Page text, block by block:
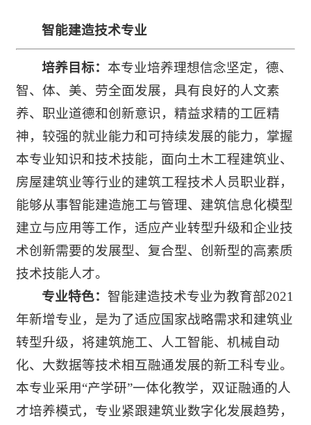
智能建造技术专业
培养目标： 本专业培养理想信念坚定，德、
智、体、美、劳全面发展，具有良好的人文素
养、职业道德和创新意识，精益求精的工匠精
神，较强的就业能力和可持续发展的能力，掌握
本专业知识和技术技能，面向土木工程建筑业、
房屋建筑业等行业的建筑工程技术人员职业群，
能够从事智能建造施工与管理、建筑信息化模型
建立与应用等工作，适应产业转型升级和企业技
术创新需要的发展型、复合型、创新型的高素质
技术技能人才。
专业特色： 智能建造技术专业为教育部2021
年新增专业，是为了适应国家战略需求和建筑业
转型升级，将建筑施工、人工智能、机械自动
化、大数据等技术相互融通发展的新工科专业。
本专业采用“产学研”一体化教学，双证融通的人
才培养模式，专业紧跟建筑业数字化发展趋势，